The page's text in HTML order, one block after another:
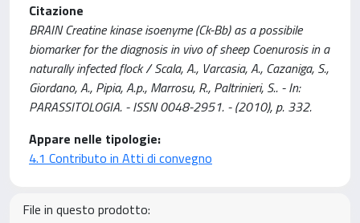
Citazione
BRAIN Creatine kinase isoenyme (Ck-Bb) as a possibile
biomarker for the diagnosis in vivo of sheep Coenurosis in a
naturally infected flock / Scala, A., Varcasia, A., Cazaniga, S.,
Giordano, A., Pipia, A.p., Marrosu, R., Paltrinieri, S.. - In:
PARASSITOLOGIA. - ISSN 0048-2951. - (2010), p. 332.
Appare nelle tipologie:
4.1 Contributo in Atti di convegno
File in questo prodotto: